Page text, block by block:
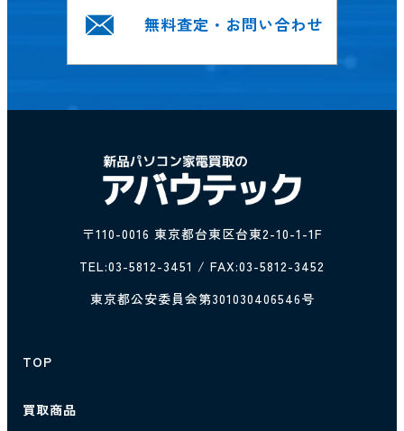
無料査定・お問い合わせ
〒110-0016 東京都台東区台東2-10-1-1F
TEL:03-5812-3451 / FAX:03-5812-3452
東京都公安委員会第301030406546号
TOP
買取商品